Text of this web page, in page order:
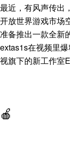
最近，有风声传出
开放世界游戏市场
准备推出一款全新
extas1s在视频里
视旗下的新工作室
🍎